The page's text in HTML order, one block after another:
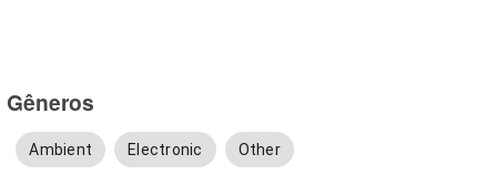
Gêneros
Ambient Electronic Other